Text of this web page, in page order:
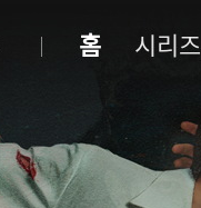
홈 시리즈